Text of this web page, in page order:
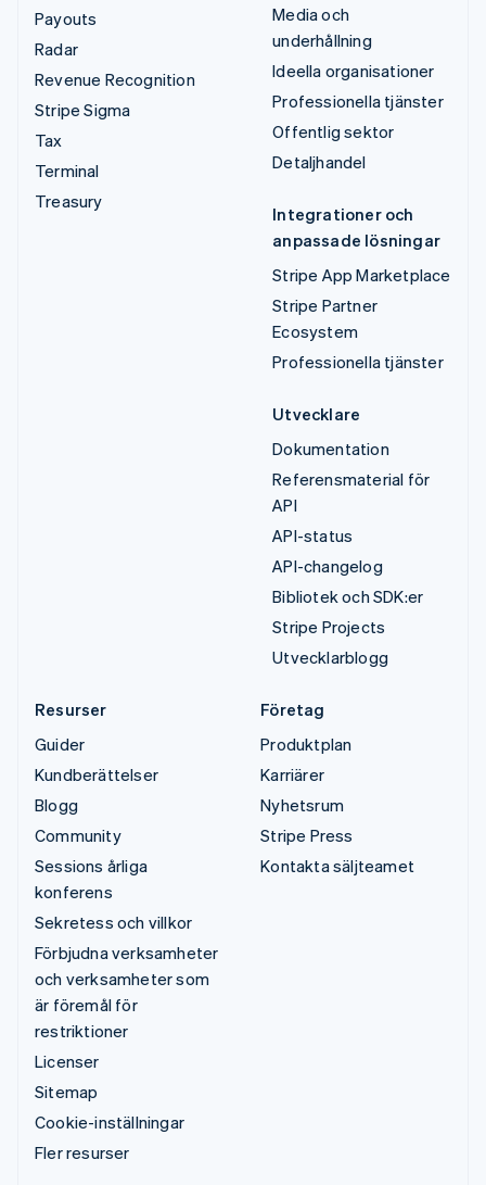
Payouts
Radar
Revenue Recognition
Stripe Sigma
Tax
Terminal
Treasury
Media och
underhållning
Ideella organisationer
Professionella tjänster
Offentlig sektor
Detaljhandel
Integrationer och
anpassade lösningar
Stripe App Marketplace
Stripe Partner
Ecosystem
Professionella tjänster
Utvecklare
Dokumentation
Referensmaterial för
API
API-status
API-changelog
Bibliotek och SDK:er
Stripe Projects
Utvecklarblogg
Resurser
Guider
Kundberättelser
Blogg
Community
Sessions årliga
konferens
Sekretess och villkor
Förbjudna verksamheter
och verksamheter som
är föremål för
restriktioner
Licenser
Sitemap
Cookie-inställningar
Fler resurser
Företag
Produktplan
Karriärer
Nyhetsrum
Stripe Press
Kontakta säljteamet